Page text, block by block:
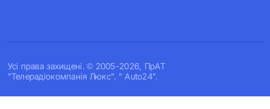
Усi права захищенi. © 2005-2026, ПрАТ
"Телерадіокомпанія Люкс". " Auto24".